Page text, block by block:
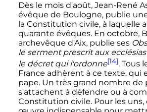
Dès le mois d'août, Jean-René
évêque de Boulogne, publie
la Constitution civile, à laquelle
quarante évêques. En octobre,
archevêque d'Aix, publie ses
le serment prescrit aux
le décret qui l'ordonne[14]. Tous
France adhèrent à ce texte, qui
pape. Un très grand nombre de
s'attachent à défendre ou à
Constitution civile. Pour les uns,